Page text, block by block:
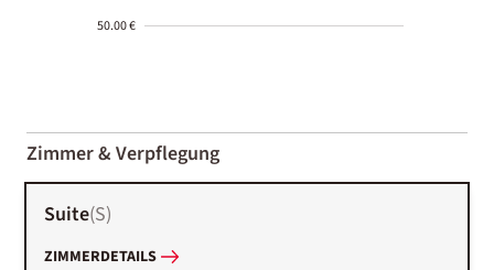
50.00 €
01-02
Zimmer & Verpflegung
Suite(S)
ZIMMERDETAILS